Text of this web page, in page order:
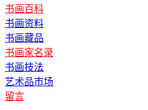
书画百科
书画资料
书画藏品
书画家名录
书画技法
艺术品市场
留言